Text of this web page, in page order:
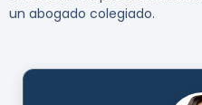
un abogado colegiado.